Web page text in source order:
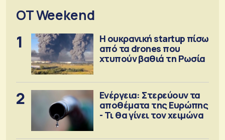
OT Weekend
1
Η ουκρανική startup πίσω
από τα drones που
χτυπούν βαθιά τη Ρωσία
2
Ενέργεια: Στερεύουν τα
αποθέματα της Ευρώπης
- Τι θα γίνει τον χειμώνα